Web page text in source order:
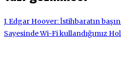
J. Edgar Hoover: İstihbaratın
Sayesinde Wi-Fi kullandığımız